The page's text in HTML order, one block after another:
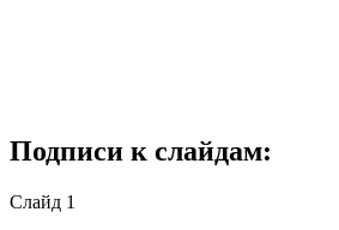
Подписи к слайдам:
Слайд 1